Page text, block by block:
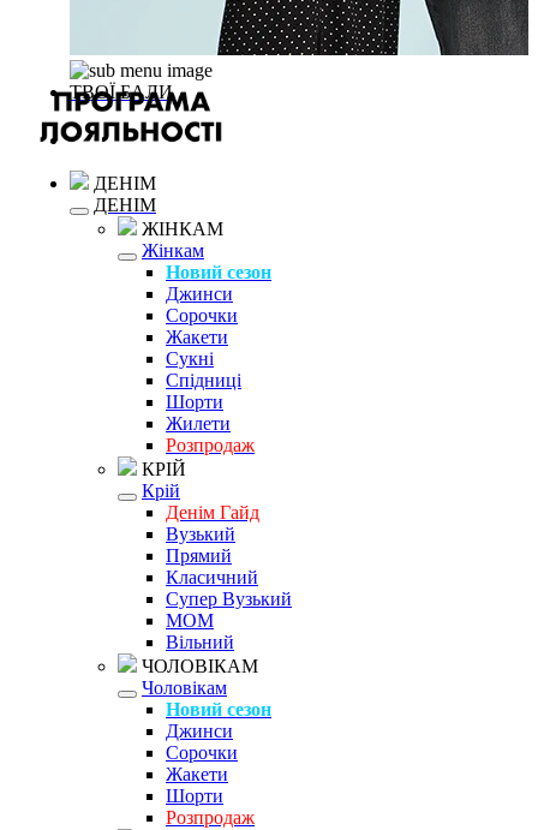
ТВОЇ БАЛИ
ДЕНІМ
ДЕНІМ
ЖІНКАМ
Жінкам
Новий сезон
Джинси
Сорочки
Жакети
Сукні
Спідниці
Шорти
Жилети
Розпродаж
КРІЙ
Крій
Денім Гайд
Вузький
Прямий
Класичний
Супер Вузький
MOM
Вільний
ЧОЛОВІКАМ
Чоловікам
Новий сезон
Джинси
Сорочки
Жакети
Шорти
Розпродаж